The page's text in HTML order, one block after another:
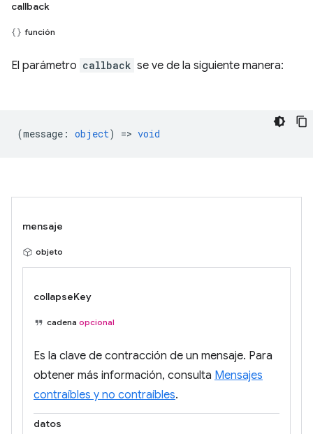
callback
función
El parámetro callback se ve de la siguiente manera:
(message : object) => void
mensaje
objeto
collapseKey
cadena opcional
Es la clave de contracción de un mensaje. Para
obtener más información, consulta Mensajes
contraíbles y no contraíbles.
datos